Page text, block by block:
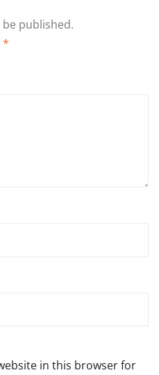
published.
*
in this browser for